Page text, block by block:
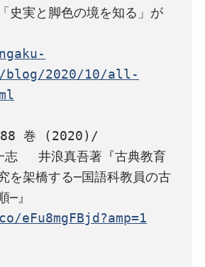
史実と脚色の境を知る」が
blog/2020/10/all-
/88 巻 (2020)/
　 井浪真吾著『古典教育
を架橋する─国語科教員の古